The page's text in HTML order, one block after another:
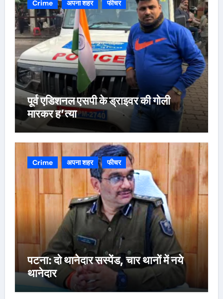
Crime अपना शहर फीचर
पूर्व एडिशनल एसपी के ड्राइवर की गोली
मारकर ह’त्या
Crime अपना शहर फीचर
पटना: दो थानेदार सस्पेंड, चार थानों में नये
थानेदार